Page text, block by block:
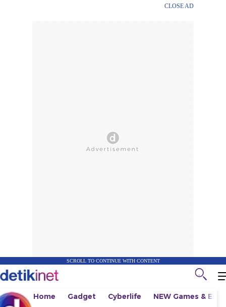
CLOSE AD
SCROLL TO CONTINUE WITH CONTENT
Home Gadget Cyberlife NEW Games &